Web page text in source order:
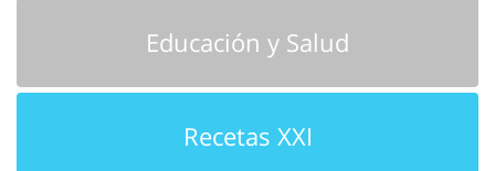
Educación y Salud
Recetas XXI